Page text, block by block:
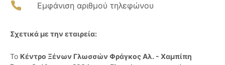
Εμφάνιση αριθμού τηλεφώνου
Σχετικά με την εταιρεία:
Το Κέντρο Ξένων Γλωσσών Φράγκος Αλ. - Χαμπίπη